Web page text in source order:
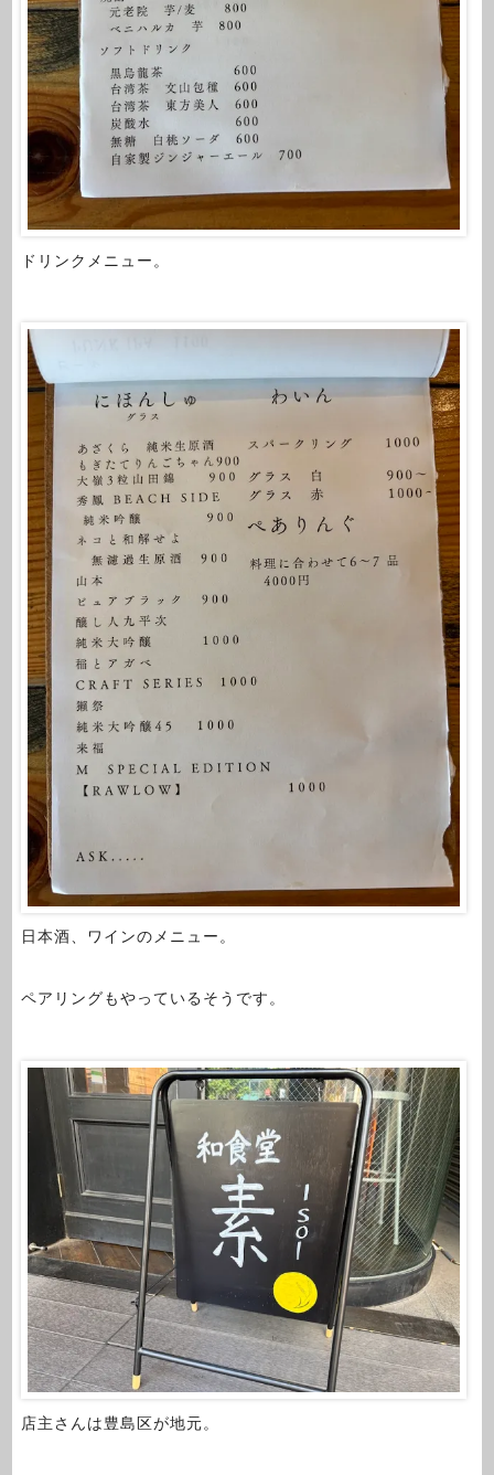
ドリンクメニュー。
日本酒、ワインのメニュー。
ペアリングもやっているそうです。
店主さんは豊島区が地元。